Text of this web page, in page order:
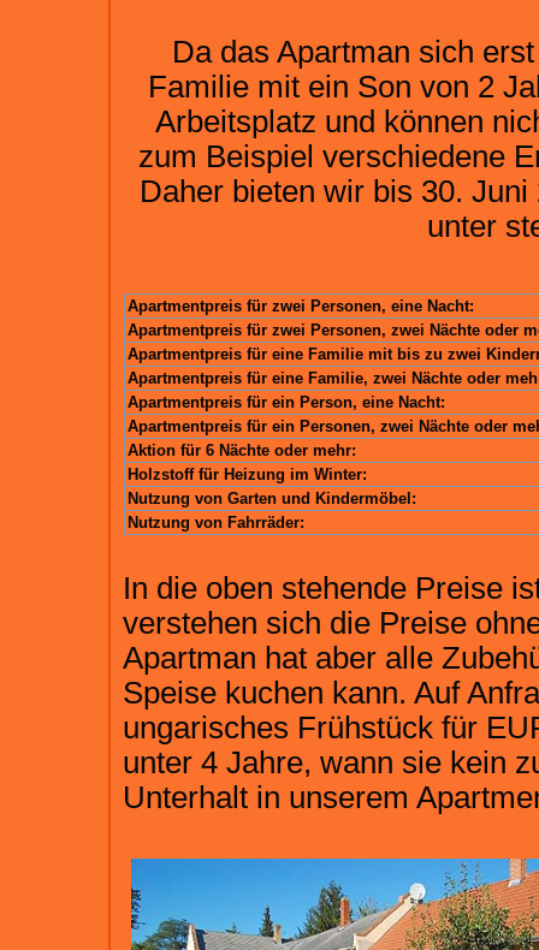
Da das Apartman sich
Familie mit ein Son von 2
Arbeitsplatz und können
zum Beispiel verschiedene
Daher bieten wir bis 30.
unter
Apartmentpreis für zwei Personen, eine Nacht:
Apartmentpreis für zwei Personen, zwei Nächte oder
Apartmentpreis für eine Familie mit bis zu zwei
Apartmentpreis für eine Familie, zwei Nächte oder
Apartmentpreis für ein Person, eine Nacht:
Apartmentpreis für ein Personen, zwei Nächte oder
Aktion für 6 Nächte oder mehr:
Holzstoff für Heizung im Winter:
Nutzung von Garten und Kindermöbel:
Nutzung von Fahrräder:
In die oben stehende Preise
verstehen sich die Preise
Apartman hat aber alle
Speise kuchen kann. Auf
ungarisches Frühstück für
unter 4 Jahre, wann sie kein
Unterhalt in unserem